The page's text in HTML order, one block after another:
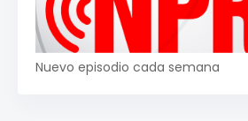
Nuevo episodio cada semana